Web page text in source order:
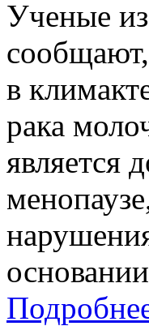
Ученые
в
рака
является